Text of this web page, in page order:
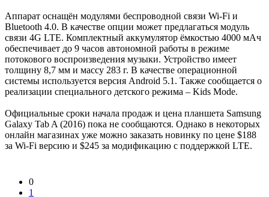
Аппарат оснащён модулями беспроводной связи Wi-Fi и
Bluetooth 4.0. В качестве опции может предлагаться модуль
связи 4G LTE. Комплектный аккумулятор ёмкостью 4000 мАч
обеспечивает до 9 часов автономной работы в режиме
потокового воспроизведения музыки. Устройство имеет
толщину 8,7 мм и массу 283 г. В качестве операционной
системы используется версия Android 5.1. Также сообщается о
реализации специального детского режима – Kids Mode.
Официальные сроки начала продаж и цена планшета Samsung
Galaxy Tab A (2016) пока не сообщаются. Однако в некоторых
онлайн магазинах уже можно заказать новинку по цене $188
за Wi-Fi версию и $245 за модификацию с поддержкой LTE.
0
1